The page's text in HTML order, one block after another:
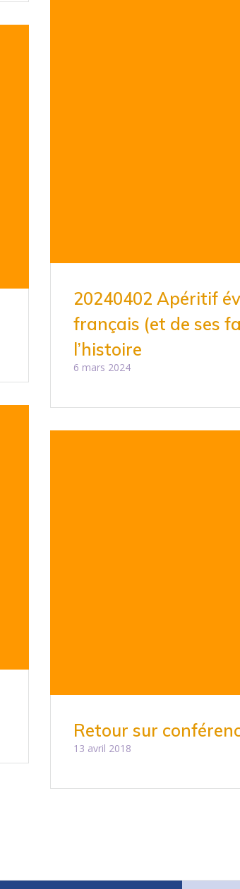
20240402 Apéritif
français (et de ses
l’histoire
6 mars 2024
Retour sur
13 avril 2018